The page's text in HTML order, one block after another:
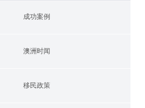
成功案例
澳洲时闻
移民政策